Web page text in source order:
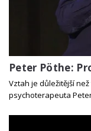
Peter Pöthe:
Vztah je důležitější
psychoterapeuta